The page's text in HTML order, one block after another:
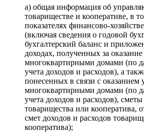
а) общая информация об
товариществе и кооперативе, в
показателях финансово-
(включая сведения о годовой
бухгалтерский баланс и
доходах, полученных за
многоквартирными домами (по
учета доходов и расходов), а
понесенных в связи с оказанием
многоквартирными домами (по
учета доходов и расходов),
товарищества или кооператива,
смет доходов и расходов
кооператива);